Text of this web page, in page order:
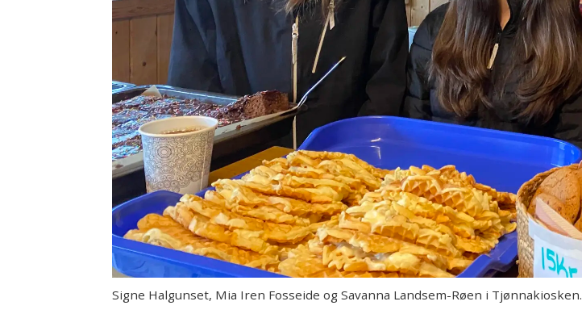
Signe Halgunset, Mia Iren Fosseide og Savanna Landsem-Røen i Tjønnakiosken.